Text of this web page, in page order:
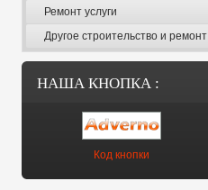
Ремонт услуги
Другое строительство и ремонт
НАША КНОПКА :
Код кнопки